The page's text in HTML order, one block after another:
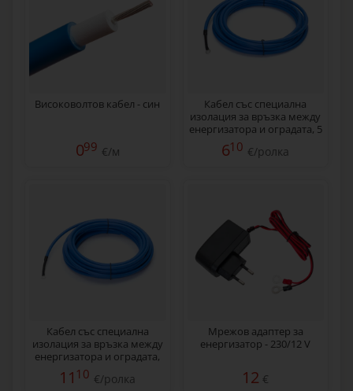
Високоволтов кабел - син
099 €/м
Кабел със специална
изолация за връзка между
енергизатора и оградата, 5
610 €/ролка
Кабел със специална
изолация за връзка между
енергизатора и оградата,
10 м
11 10 €/ролка
Мрежов адаптер за
енергизатор - 230/12 V
12 €